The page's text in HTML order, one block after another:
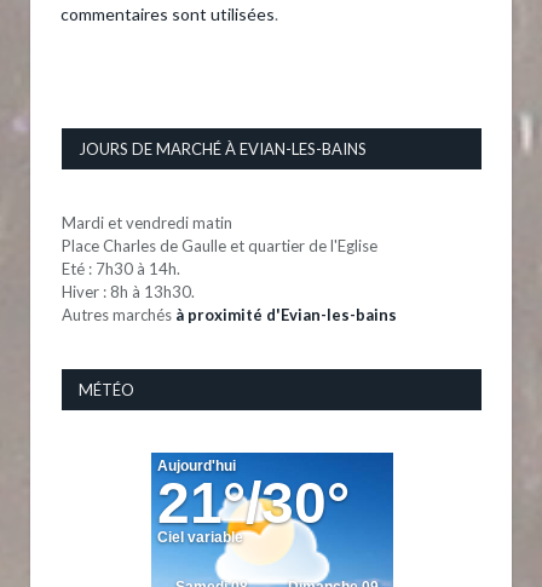
commentaires sont utilisées.
JOURS DE MARCHÉ À EVIAN-LES-BAINS
Mardi et vendredi matin
Place Charles de Gaulle et quartier de l'Eglise
Eté : 7h30 à 14h.
Hiver : 8h à 13h30.
Autres marchés à proximité d'Evian-les-bains
MÉTÉO